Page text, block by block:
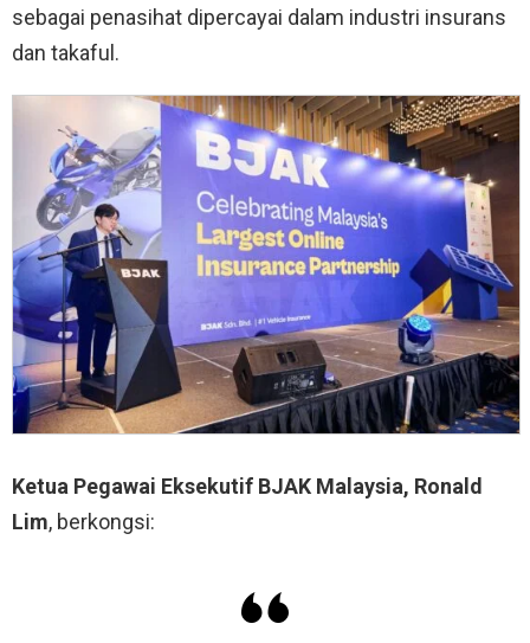
sebagai penasihat dipercayai dalam industri insurans
dan takaful.
Ketua Pegawai Eksekutif BJAK Malaysia, Ronald
Lim, berkongsi: